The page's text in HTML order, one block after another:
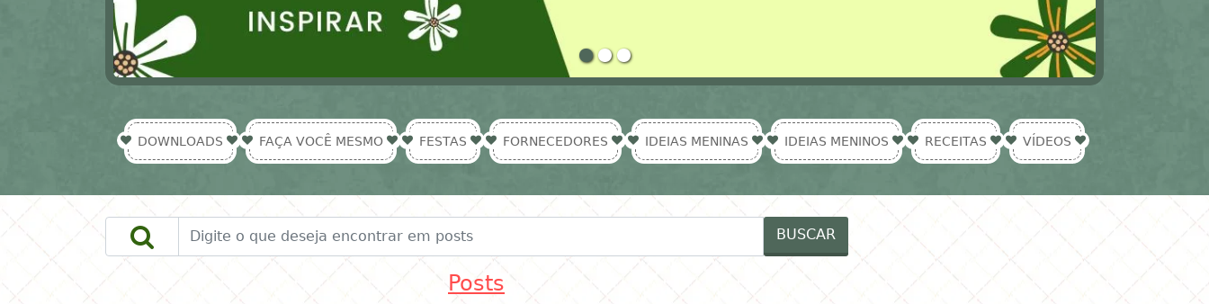
DOWNLOADS FAÇA VOCÊ MESMO FESTAS FORNECEDORES IDEIAS MENINAS IDEIAS MENINOS RECEITAS VÍDEOS